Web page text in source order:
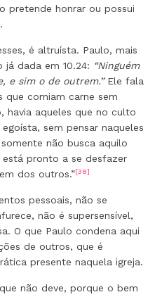
pretende honrar ou possui
é altruísta. Paulo, mais
já dada em 10.24: “Ninguém
e sim o de outrem.”Ele fala
que comiam carne sem
havia aqueles que no culto
sem pensar naqueles
não busca aquilo
pronto a se desfazer
dos outros.”[38]
pessoais, não se
não é supersensível,
O que Paulo condena aqui
de outros, que é
presente naquela igreja.
não deve, porque o bem